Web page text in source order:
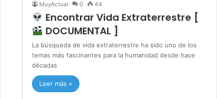
MuyActual 0 44
Encontrar Vida Extraterrestre [
DOCUMENTAL ]
La búsqueda de vida extraterrestre ha sido uno de los
temas más fascinantes para la humanidad desde hace
décadas
Leer más »